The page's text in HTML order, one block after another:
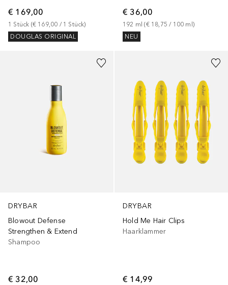
€ 169,00
1 Stück (€ 169,00 / 1 Stück)
DOUGLAS ORIGINAL
€ 36,00
192 ml (€ 18,75 / 100 ml )
NEU
DRYBAR
Blowout Defense
Strengthen & Extend
Shampoo
€ 32,00
DRYBAR
Hold Me Hair Clips
Haarklammer
€ 14,99